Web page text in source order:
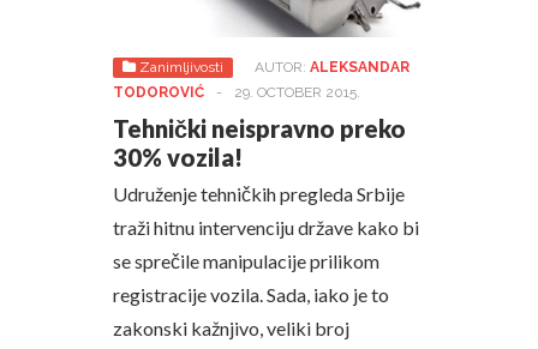
Zanimljivosti AUTOR: ALEKSANDAR
TODOROVIĆ
- 29. OCTOBER 2015.
Tehnički neispravno preko
30% vozila!
Udruženje tehničkih pregleda Srbije
traži hitnu intervenciju države kako bi
se sprečile manipulacije prilikom
registracije vozila. Sada, iako je to
zakonski kažnjivo, veliki broj